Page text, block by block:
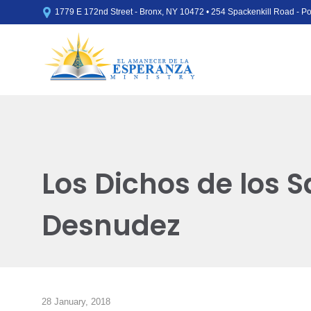
 1779 E 172nd Street - Bronx, NY 10472 • 254 Spackenkill Road -
Los Dichos de los
Desnudez
28 January, 2018